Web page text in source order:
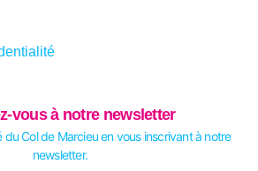
vous à notre newsletter
du Col de Marcieu en vous inscrivant à notre
newsletter.